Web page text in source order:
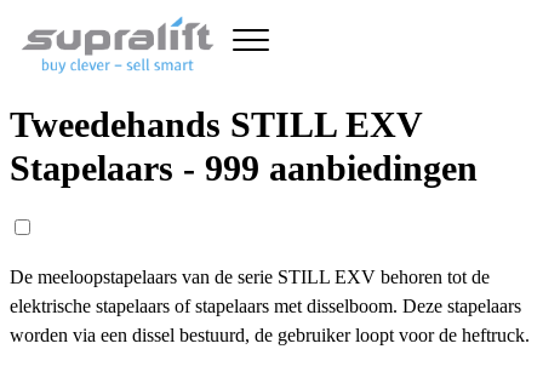
Tweedehands STILL EXV
Stapelaars - 999 aanbiedingen
De meeloopstapelaars van de serie STILL EXV behoren tot de
elektrische stapelaars of stapelaars met disselboom. Deze stapelaars
worden via een dissel bestuurd, de gebruiker loopt voor de heftruck.